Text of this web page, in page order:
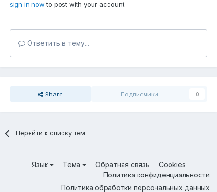
sign in now to post with your account.
Ответить в тему...
Share Подписчики 0
Перейти к списку тем
Язык Тема Обратная связь
Cookies
Политика конфиденциальности
Политика обработки персональных данных